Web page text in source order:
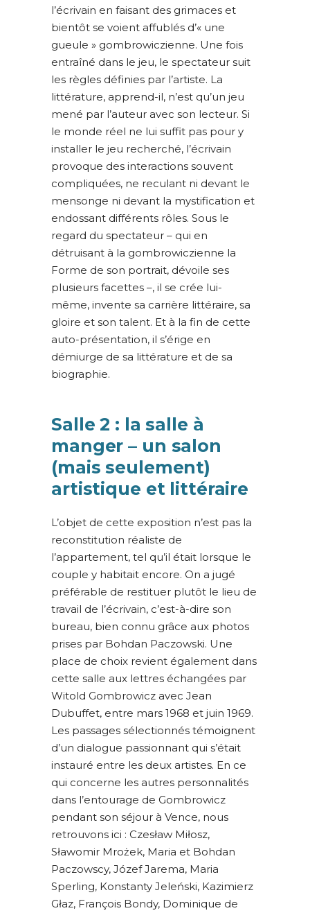
l’écrivain en faisant des grimaces et
bientôt se voient affublés d’« une
gueule » gombrowiczienne. Une fois
entraîné dans le jeu, le spectateur suit
les règles définies par l’artiste. La
littérature, apprend-il, n’est qu’un jeu
mené par l’auteur avec son lecteur. Si
le monde réel ne lui suffit pas pour y
installer le jeu recherché, l’écrivain
provoque des interactions souvent
compliquées, ne reculant ni devant le
mensonge ni devant la mystification et
endossant différents rôles. Sous le
regard du spectateur – qui en
détruisant à la gombrowiczienne la
Forme de son portrait, dévoile ses
plusieurs facettes –, il se crée lui-
même, invente sa carrière littéraire, sa
gloire et son talent. Et à la fin de cette
auto-présentation, il s’érige en
démiurge de sa littérature et de sa
biographie.
Salle 2 : la salle à
manger – un salon
(mais seulement)
artistique et littéraire
L’objet de cette exposition n’est pas la
reconstitution réaliste de
l’appartement, tel qu’il était lorsque le
couple y habitait encore. On a jugé
préférable de restituer plutôt le lieu de
travail de l’écrivain, c’est-à-dire son
bureau, bien connu grâce aux photos
prises par Bohdan Paczowski. Une
place de choix revient également dans
cette salle aux lettres échangées par
Witold Gombrowicz avec Jean
Dubuffet, entre mars 1968 et juin 1969.
Les passages sélectionnés témoignent
d’un dialogue passionnant qui s’était
instauré entre les deux artistes. En ce
qui concerne les autres personnalités
dans l’entourage de Gombrowicz
pendant son séjour à Vence, nous
retrouvons ici : Czesław Miłosz,
Sławomir Mrożek, Maria et Bohdan
Paczowscy, Józef Jarema, Maria
Sperling, Konstanty Jeleński, Kazimierz
Głaz, François Bondy, Dominique de